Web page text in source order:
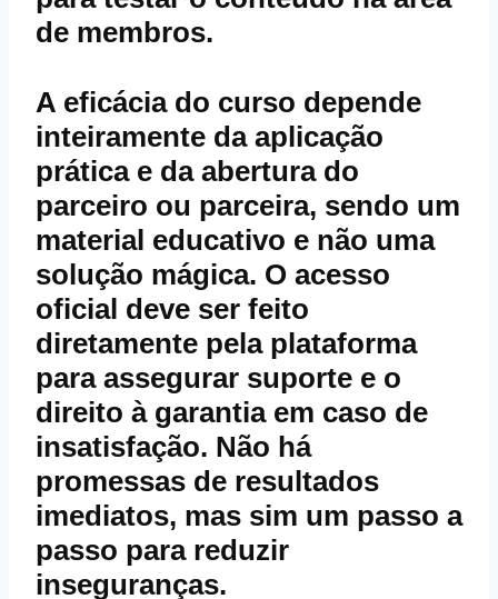
de membros.
A eficácia do curso depende
inteiramente da aplicação
prática e da abertura do
parceiro ou parceira, sendo um
material educativo e não uma
solução mágica. O acesso
oficial deve ser feito
diretamente pela plataforma
para assegurar suporte e o
direito à garantiaem caso de
insatisfação. Não há
promessas de resultados
imediatos, mas sim um passo a
passo para reduzir
inseguranças.